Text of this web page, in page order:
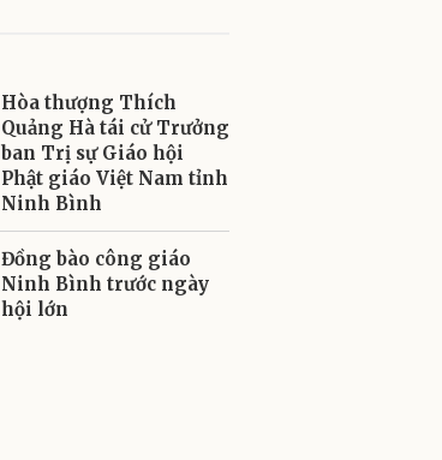
Hòa thượng Thích
Quảng Hà tái cử Trưởng
ban Trị sự Giáo hội
Phật giáo Việt Nam tỉnh
Ninh Bình
Đồng bào công giáo
Ninh Bình trước ngày
hội lớn